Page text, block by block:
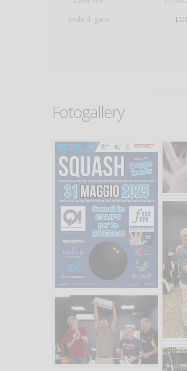
Sede di gara:
Fotogallery